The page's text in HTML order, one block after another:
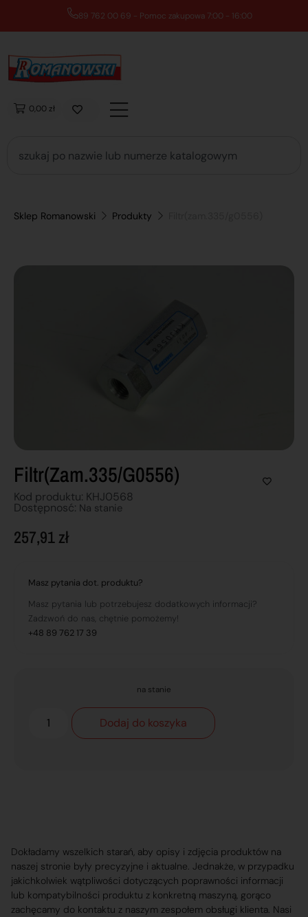
89 762 00 69 - Pomoc zakupowa 7:00 - 16:00
0,00 zł
Sklep Romanowski Produkty
Filtr(zam.335/g0556)
Kod produktu: KHJ0568
Dostępnosć: Na stanie
257,91zł
Masz pytania dot. produktu?
Masz pytania lub potrzebujesz dodatkowych informacji?
Zadzwoń do nas, chętnie pomożemy!
+48 89 762 17 39
na stanie
Dodaj do koszyka
Dokładamy wszelkich starań, aby opisy i zdjęcia produktów na
naszej stronie były precyzyjne i aktualne. Jednakże, w przypadku
jakichkolwiek wątpliwości dotyczących poprawności informacji
lub kompatybilności produktu z konkretną maszyną, gorąco
zachęcamy do kontaktu z naszym zespołem obsługi klienta. Nasi